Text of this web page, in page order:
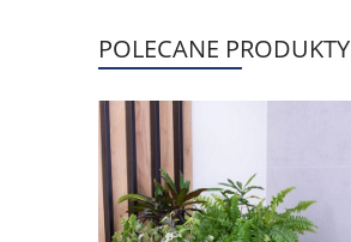
POLECANE PRODUKTY